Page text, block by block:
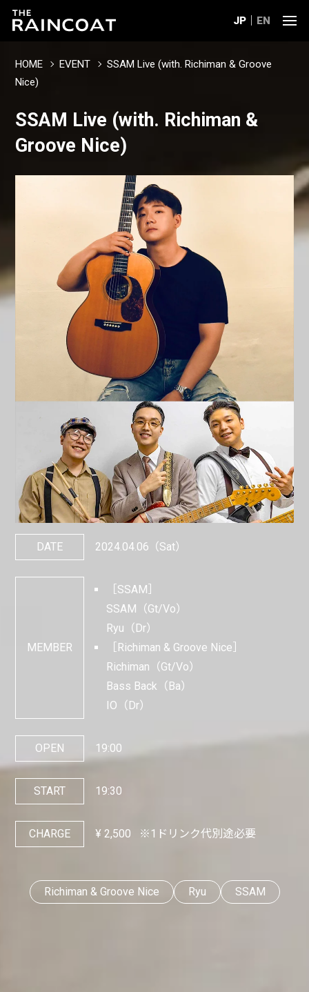
JP EN
HOME EVENT
SSAM Live (with. Richiman & Groove
Nice)
SSAM Live (with. Richiman &
Groove Nice)
DATE 2024.04.06 （Sat）
MEMBER
［SSAM］
SSAM（Gt/Vo）
Ryu（Dr）
［Richiman & Groove Nice］
Richiman（Gt/Vo）
Bass Back（Ba）
IO（Dr）
OPEN 19:00
START 19:30
CHARGE ¥ 2,500 ※1ドリンク代別途必要
Richiman & Groove Nice Ryu SSAM